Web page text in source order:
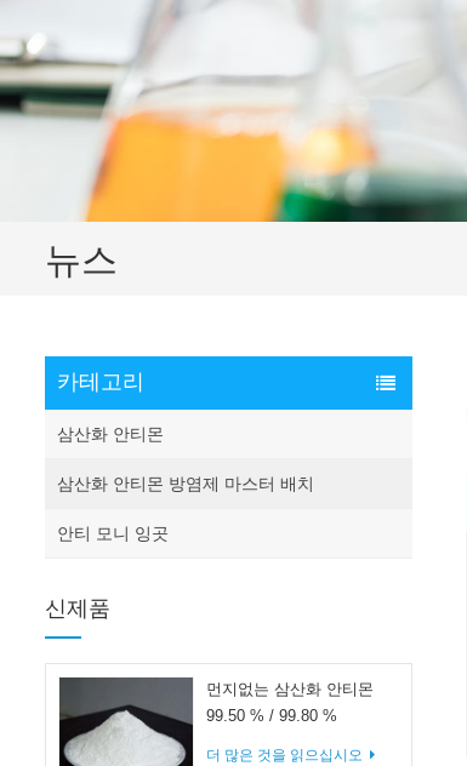
뉴스
카테고리
삼산화 안티몬
삼산화 안티몬 방염제 마스터 배치
안티 모니 잉곳
신제품
먼지없는 삼산화 안티몬
99.50 % / 99.80 %
더 많은 것을 읽으십시오